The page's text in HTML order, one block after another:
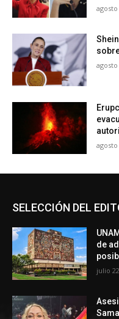
agosto
agosto
agosto
SELECCIÓN DEL
de
julio